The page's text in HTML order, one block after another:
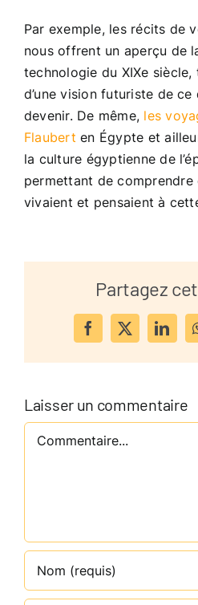
Par exemple, les récits de
nous offrent un aperçu de
technologie du XIXe
d’une vision futuriste de
devenir. De même, les
Flaubert en Égypte et
la culture égyptienne de
permettant de comprendre
vivaient et pensaient à
Partagez
Facebook
X
Laisser un commentaire
Commentaire